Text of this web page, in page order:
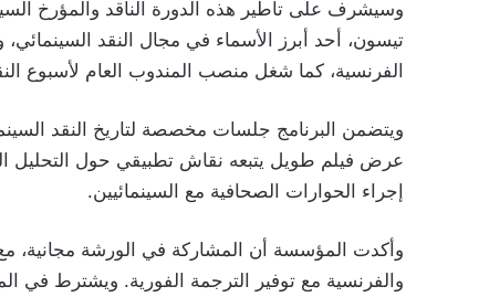
تيسون، أحد أبرز الأسماء في مجال النقد
الفرنسية، كما شغل منصب المندوب العام لأسبوع
ويتضمن البرنامج جلسات مخصصة لتاريخ النقد
عرض فيلم طويل يتبعه نقاش تطبيقي حول التحليل
إجراء الحوارات الصحافية مع السينمائيين.
وأكدت المؤسسة أن المشاركة في الورشة مجانية،
والفرنسية مع توفير الترجمة الفورية. ويشترط في